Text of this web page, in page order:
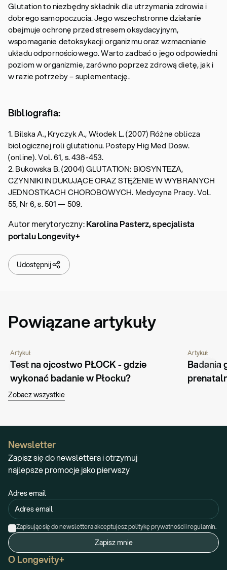
Glutation to niezbędny składnik dla utrzymania zdrowia i
dobrego samopoczucia. Jego wszechstronne działanie
obejmuje ochronę przed stresem oksydacyjnym,
wspomaganie detoksykacji organizmu oraz wzmacnianie
układu odpornościowego. Warto zadbać o jego odpowiedni
poziom w organizmie, zarówno poprzez zdrową dietę, jak i
w razie potrzeby – suplementację.
Bibliografia:
1. Bilska A., Kryczyk A., Włodek L. (2007) Różne oblicza
biologicznej roli glutationu. Postepy Hig Med Dosw.
(online). Vol. 61, s. 438-453.
2. Bukowska B. (2004) GLUTATION: BIOSYNTEZA,
CZYNNIKI INDUKUJĄCE ORAZ STĘŻENIE W WYBRANYCH
JEDNOSTKACH CHOROBOWYCH. Medycyna Pracy. Vol.
55, Nr 6, s. 501 — 509.
Autor merytoryczny:Karolina Pasterz, specjalista
portalu Longevity+
Udostępnij
Powiązane artykuły
Artykuł
Test na ojcostwo PŁOCK - gdzie
wykonać badanie w Płocku?
PORADNIK
Artykuł
Badania
Zobacz wszystkie
O Longevity+
Newsletter
Zapisz się do newslettera i otrzymuj
najlepsze promocje jako pierwszy
Adres email
Zapisując się do newslettera akceptujesz politykę prywatności i regulamin.
Zapisz mnie